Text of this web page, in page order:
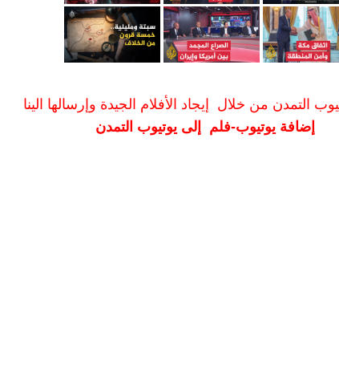
التمدن من خلال إيجاد الأفلام الجيدة وإرسالها الينا
إضافة يوتيوب-فلم إلى يوتيوب التمدن